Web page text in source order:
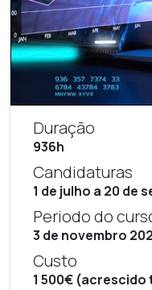
Duração
936h
Candidaturas
1 de julho a 20 de
Periodo do
3 de novembro
Custo
1 500€